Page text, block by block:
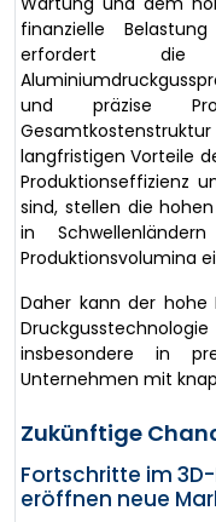
finanzielle
erfordert die
und präzise
langfristigen Vorteile
Produktionseffizienz
sind, stellen die
in
Produktionsvolumina
Daher kann der
insbesondere in
Unternehmen mit
Zukünftige
Fortschritte im
eröffnen neue